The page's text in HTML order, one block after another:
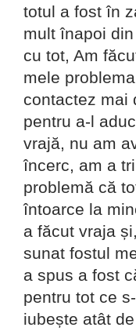
totul a fost în
mult înapoi
cu tot, Am
mele
contactez mai
pentru a-l
vrajă, nu am
încerc, am a
problemă că
întoarce la
a făcut vraja
sunat fostul
a spus a fost
pentru tot ce
iubește atât